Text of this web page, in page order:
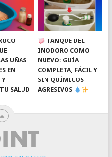
UÑAS
EN
Y
SALUD
TANQUE DEL
INODORO COMO
NUEVO: GUÍA
COMPLETA, FÁCIL Y
SIN QUÍMICOS
AGRESIVOS